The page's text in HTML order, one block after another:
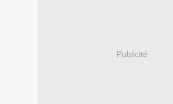
Publicité